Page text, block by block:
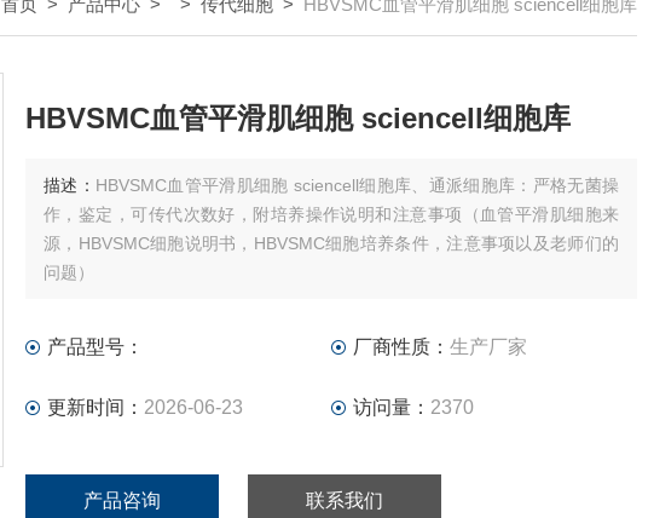
首页 > 产品中心 > > 传代细胞 > HBVSMC血管平滑肌细胞 sciencell细胞库
HBVSMC血管平滑肌细胞 sciencell细胞库
描述： HBVSMC血管平滑肌细胞 sciencell细胞库、通派细胞库：严格无菌操
作，鉴定，可传代次数好，附培养操作说明和注意事项（血管平滑肌细胞来
源，HBVSMC细胞说明书，HBVSMC细胞培养条件，注意事项以及老师们的
问题）
产品型号： 厂商性质： 生产厂家
更新时间： 2026-06-23 访问量： 2370
产品咨询 联系我们